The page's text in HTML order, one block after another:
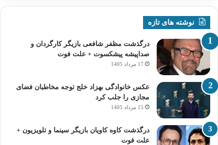
نوشته های تازه
درگذشت مظفر شافعی بازیگر کارگردان و
صداپیشه پیشکسوت + علت فوت
17 مرداد 1405
عکس خانوادگی بهزاد خلج توجه مخاطبان فضای
مجازی را جلب کرد
15 مرداد 1405
درگذشت کاوه کاویان بازیگر سینما و تلویزیون +
علت فوت